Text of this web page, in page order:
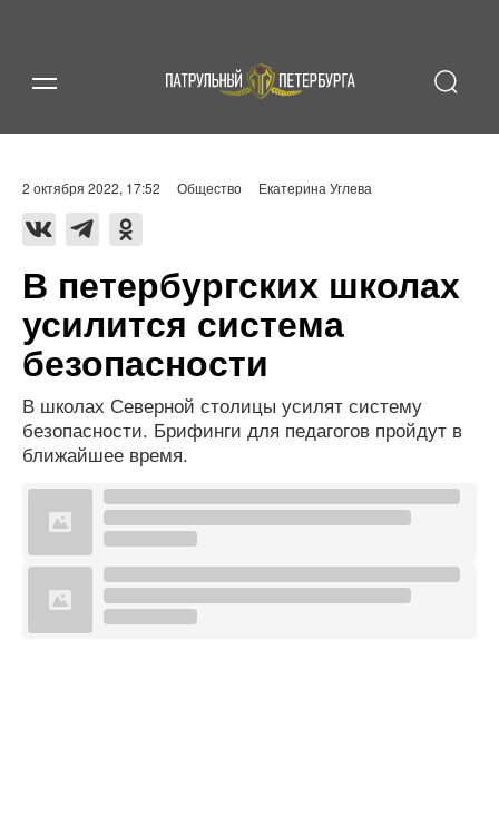
2 октября 2022, 17:52 Общество Екатерина Углева
В петербургских школах
усилится система
безопасности
В школах Северной столицы усилят систему
безопасности. Брифинги для педагогов пройдут в
ближайшее время.